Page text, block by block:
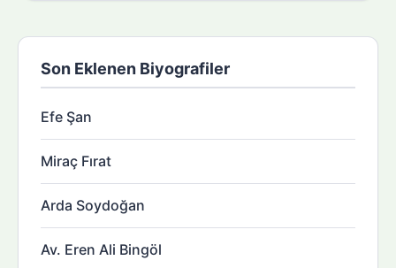
Son Eklenen Biyografiler
Efe Şan
Miraç Fırat
Arda Soydoğan
Av. Eren Ali Bingöl